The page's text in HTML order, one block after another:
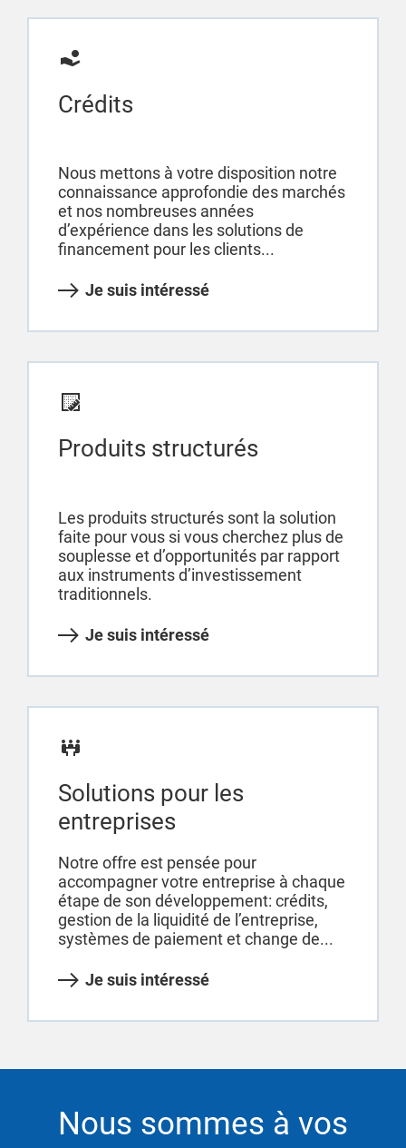
Crédits
Nous mettons à votre disposition notre
connaissance approfondie des marchés
et nos nombreuses années
d’expérience dans les solutions de
financement pour les clients...
Je suis intéressé
Produits structurés
Les produits structurés sont la solution
faite pour vous si vous cherchez plus de
souplesse et d’opportunités par rapport
aux instruments d’investissement
traditionnels.
Je suis intéressé
Solutions pour les
entreprises
Notre offre est pensée pour
accompagner votre entreprise à chaque
étape de son développement: crédits,
gestion de la liquidité de l’entreprise,
systèmes de paiement et change de...
Je suis intéressé
Nous sommes à vos